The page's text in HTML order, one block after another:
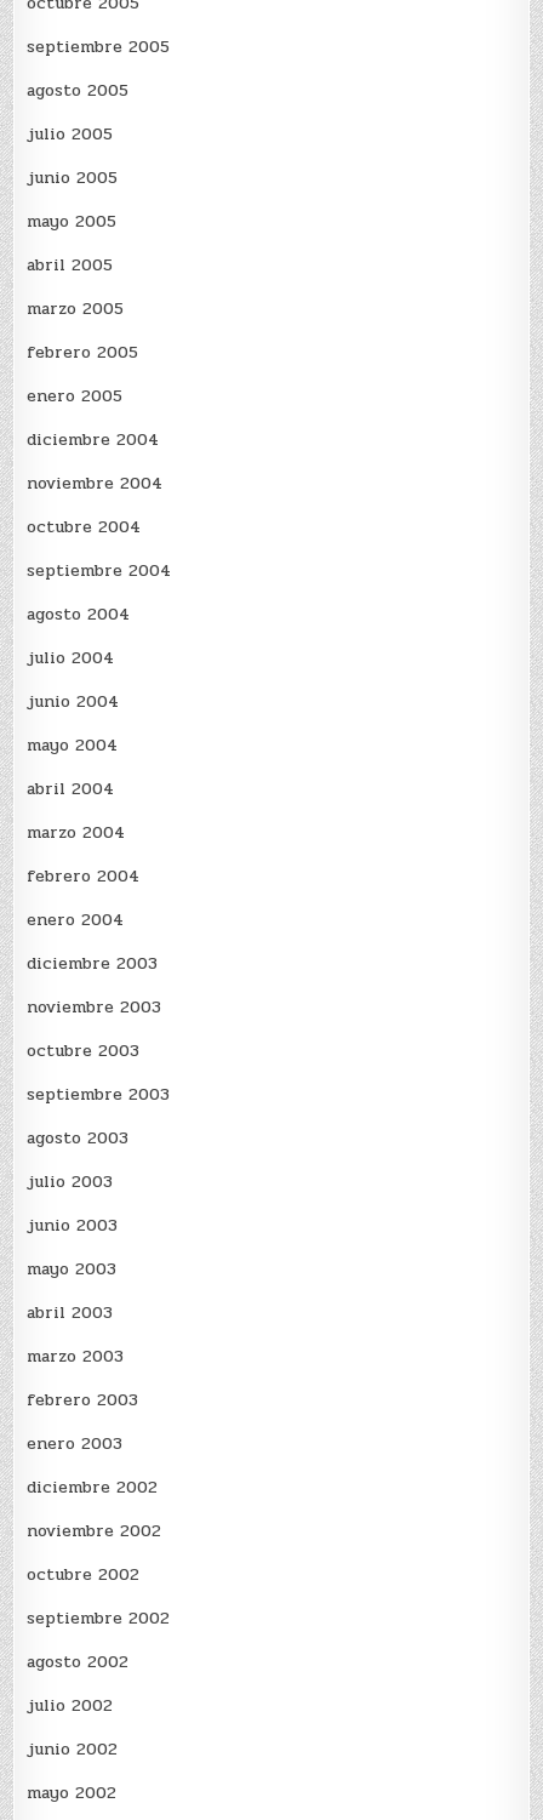
septiembre 2005
agosto 2005
julio 2005
junio 2005
mayo 2005
abril 2005
marzo 2005
febrero 2005
enero 2005
diciembre 2004
noviembre 2004
octubre 2004
septiembre 2004
agosto 2004
julio 2004
junio 2004
mayo 2004
abril 2004
marzo 2004
febrero 2004
enero 2004
diciembre 2003
noviembre 2003
octubre 2003
septiembre 2003
agosto 2003
julio 2003
junio 2003
mayo 2003
abril 2003
marzo 2003
febrero 2003
enero 2003
diciembre 2002
noviembre 2002
octubre 2002
septiembre 2002
agosto 2002
julio 2002
junio 2002
mayo 2002